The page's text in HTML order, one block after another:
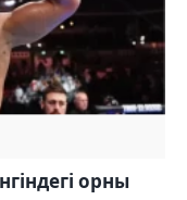
орны